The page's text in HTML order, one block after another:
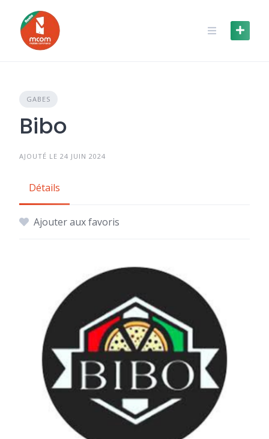
content
GABES
Bibo
AJOUTÉ LE 24 JUIN 2024
Détails
Ajouter aux favoris